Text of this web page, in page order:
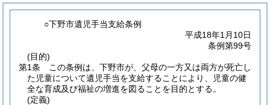
○下野市遺児手当支給条例
平成18年1月10日
条例第99号
(目的)
第1条
この条例は、下野市が、父母の一方又は両方が死亡し
た児童について遺児手当を支給することにより、児童の健
全な育成及び福祉の増進を図ることを目的とする。
(定義)